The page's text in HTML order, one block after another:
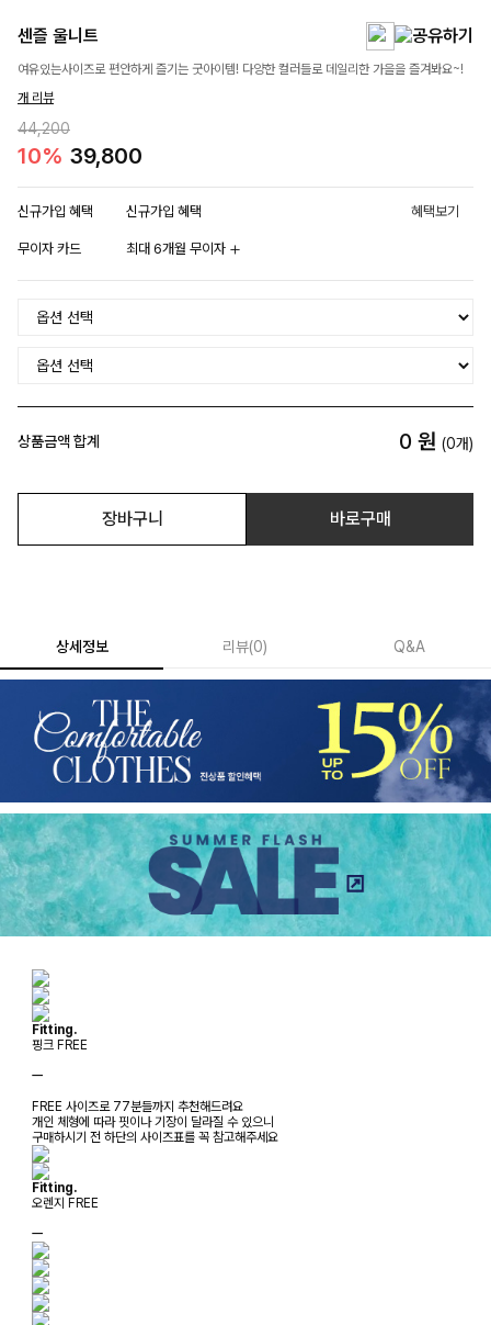
센즐 울니트
여유있는사이즈로 편안하게 즐기는 굿아이템! 다양한 컬러들로 데일리한 가을을 즐겨봐요~!
개 리뷰
44,200
10% 39,800
신규가입 혜택 신규가입 혜택 혜택보기
무이자 카드 최대 6개월 무이자
상품금액 합계 0 원 (0개)
장바구니 바로구매
상세정보 리뷰(0) Q&A
Fitting.
핑크 FREE
ㅡ
FREE 사이즈로 77분들까지 추천해드려요
개인 체형에 따라 핏이나 기장이 달라질 수 있으니
구매하시기 전 하단의 사이즈표를 꼭 참고해주세요
Fitting.
오렌지 FREE
ㅡ